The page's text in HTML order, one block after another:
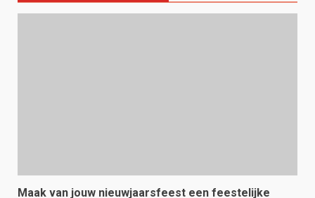
Maak van jouw nieuwjaarsfeest een feestelijke